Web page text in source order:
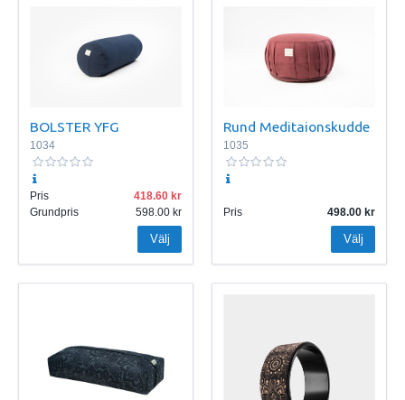
BOLSTER YFG
1034
Pris
418.60
Grundpris
598.00
Välj
Rund Meditaionskudde
1035
Pris 498.00
Välj